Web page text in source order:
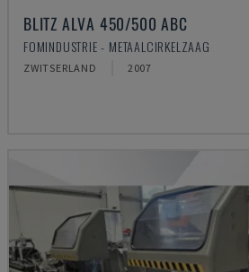
BLITZ ALVA 450/500 ABC
FOMINDUSTRIE - METAALCIRKELZAAG
ZWITSERLAND 2007